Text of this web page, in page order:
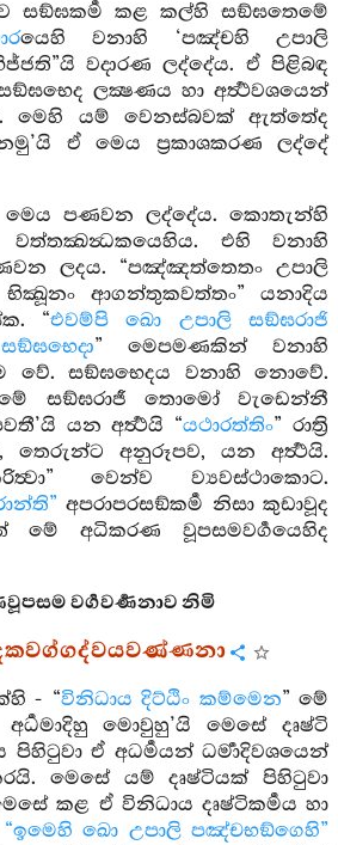
සඞ්ඝකර්‍ම කළ කල්හි සඞ්ඝතෙමේ
යෙහි වනාහි ‘පඤ්චහි උපාලි
වදාරණ ලද්දේය. ඒ පිළිබඳ
ලක්‍ෂණය හා අර්‍ත්‍ථවශයෙන්
මෙහි යම් වෙනස්බවක් ඇත්තේද
ඒ මෙය ප්‍රකාශකරණ ලද්දේ
මෙය පණවන ලද්දේය. කොතැන්හි
එහි වනාහි
ලදය. “පඤ්ඤත්තෙතං උපාලි
ආගන්තුකවත්තං” යනාදිය
“එවම්පි ඛො උපාලි සඞ්ඝරාජි
” මෙපමණකින් වනාහි
වේ. සඞ්ඝභෙදය වනාහි නොවේ.
සඞ්ඝරාජී තොමෝ වැඩෙන්නී
යන අර්‍ත්‍ථයි “යථාරත්තිං” රාත්‍රි
තෙරුන්ට අනුරූපව, යන අර්‍ත්‍ථයි.
වෙන්ව ව්‍යවස්ථාකොට.
අපරාපරසඞ්කර්‍ම නිසා කුඩාවූද
මේ අධිකරණ වූපසමවර්‍ගයෙහිද
වර්‍ගවර්‍ණනාව නිමි
- “විනිධාය දිට්ඨිං කම්මෙන” මේ
අර්‍ධමාදිහු මොවුහු’යි මෙසේ දෘෂ්ටි
ඒ අධර්‍මයන් ධර්‍මාදිවශයෙන්
මෙසේ යම් දෘෂ්ටියක් පිහිටුවා
කළ ඒ විනිධාය දෘෂ්ටිකර්‍මය හා
“ඉමෙහි ඛො උපාලි පඤ්චභඞ්ගෙහි”